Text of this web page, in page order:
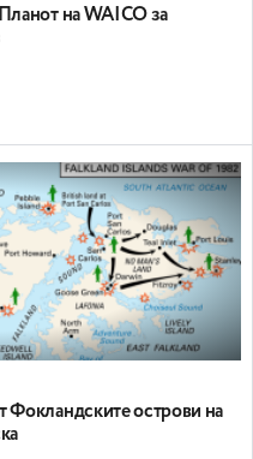
на WAICO за
Фокландските острови на